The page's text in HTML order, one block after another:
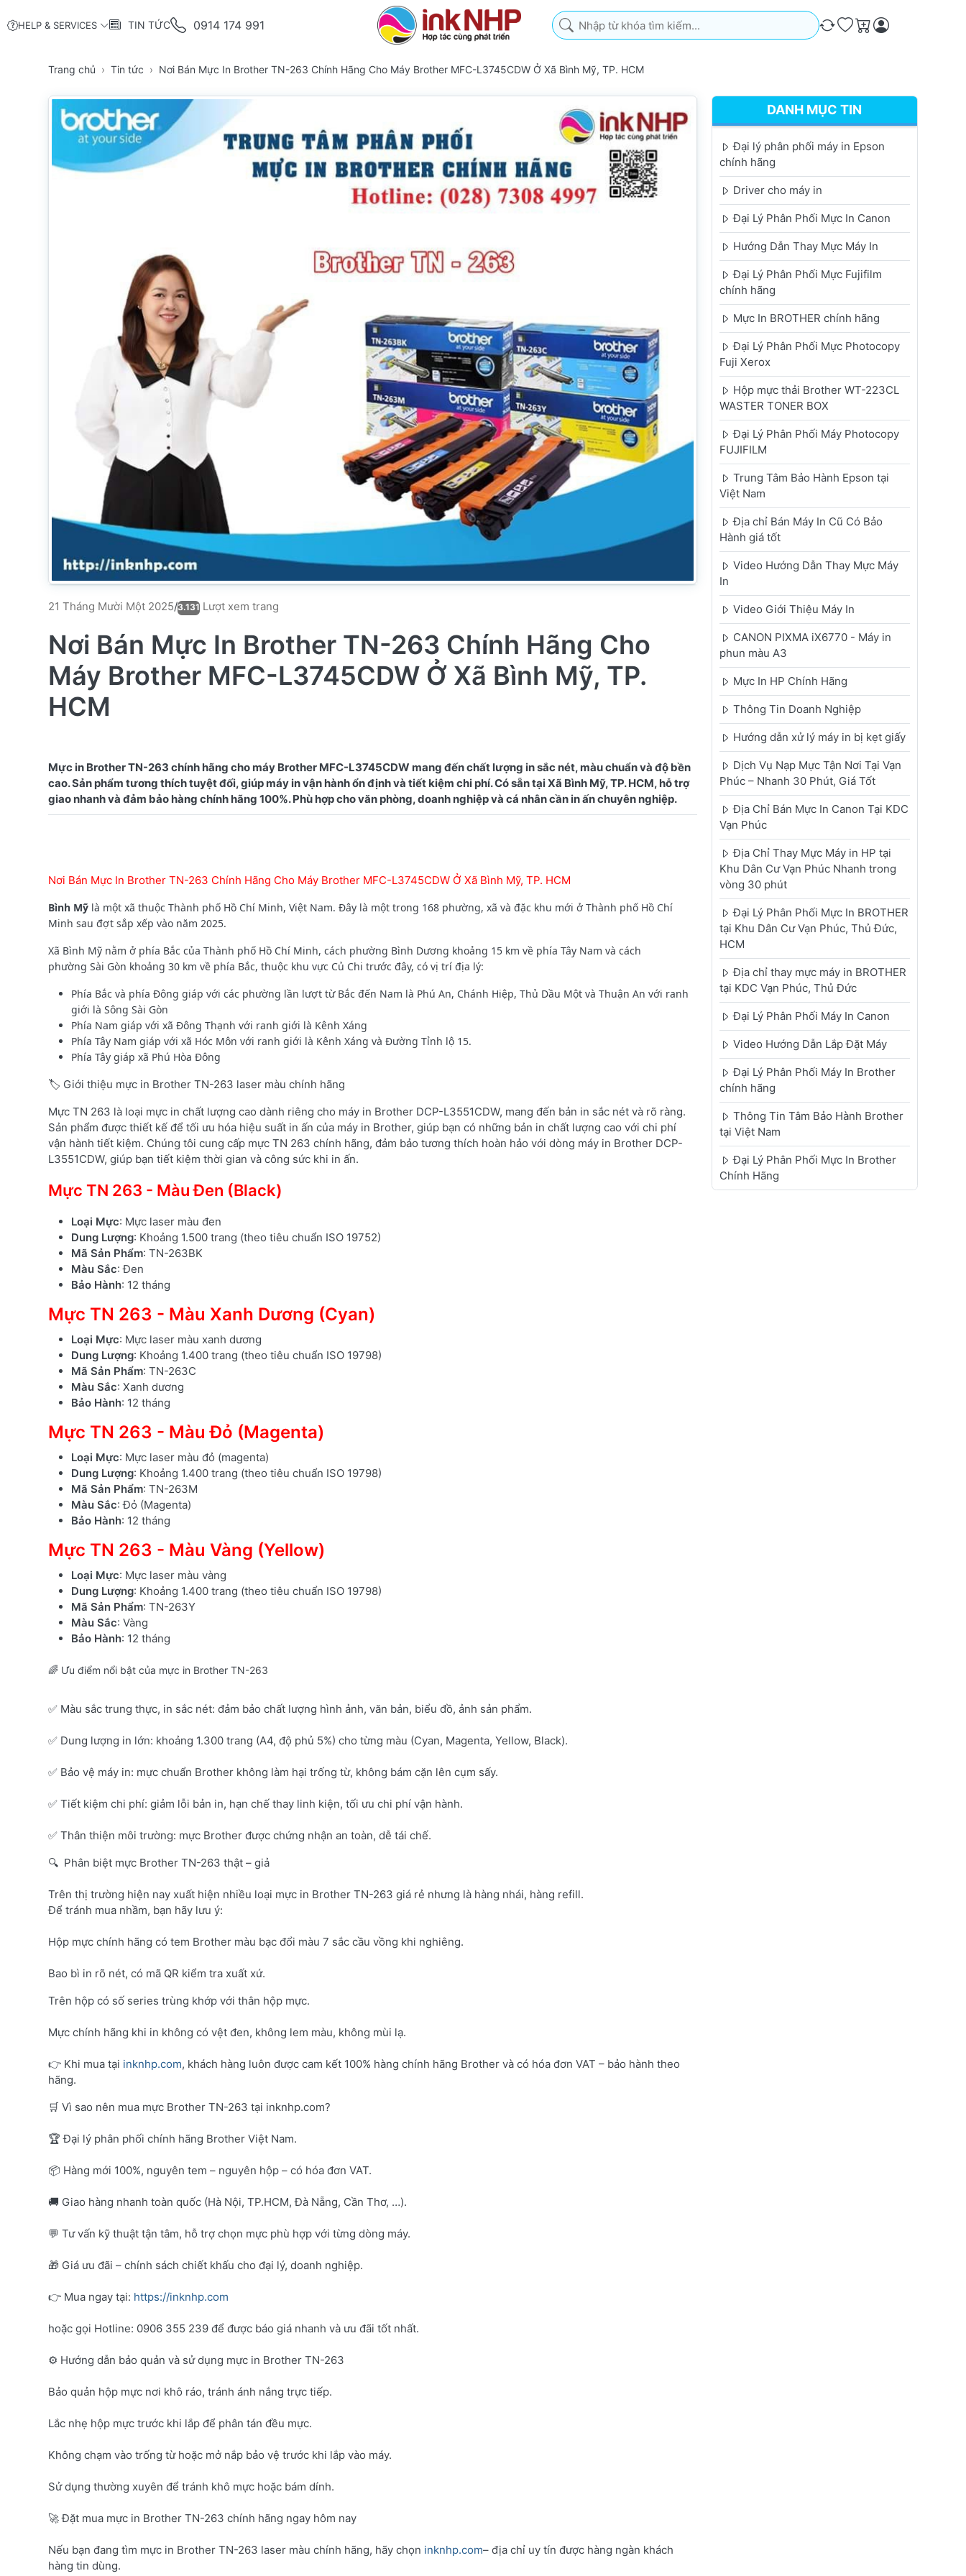
HELP & SERVICES TIN TỨC 0914 174 991
Nhập từ khóa tìm kiếm. Kết quả sẽ tự động xuất hiện khi bạn nhập. Nhấn phím
So sánh
Ưa thích
Giỏ hàng
Trang chủ Tin tức Nơi Bán Mực In Brother TN-263 Chính Hãng Cho Máy Brother MFC-L3745CDW Ở Xã Bình Mỹ, TP. HCM
21 Tháng Mười Một 2025/3.131 Lượt xem trang
Nơi Bán Mực In Brother TN-263 Chính Hãng Cho
Máy Brother MFC-L3745CDW Ở Xã Bình Mỹ, TP.
HCM
Mực in Brother TN-263 chính hãng cho máy Brother MFC-L3745CDW mang đến chất lượng in sắc nét, màu chuẩn và độ bền
cao. Sản phẩm tương thích tuyệt đối, giúp máy in vận hành ổn định và tiết kiệm chi phí. Có sẵn tại Xã Bình Mỹ, TP. HCM, hỗ trợ
Nơi Bán Mực In Brother TN-263 Chính Hãng Cho Máy Brother MFC-L3745CDW Ở Xã Bình Mỹ, TP. HCM
Bình Mỹ là một xã thuộc Thành phố Hồ Chí Minh, Việt Nam. Đây là một trong 168 phường, xã và đặc khu mới ở Thành phố Hồ Chí
Minh sau đợt sắp xếp vào năm 2025.
Xã Bình Mỹ nằm ở phía Bắc của Thành phố Hồ Chí Minh, cách phường Bình Dương khoảng 15 km về phía Tây Nam và cách
phường Sài Gòn khoảng 30 km về phía Bắc, thuộc khu vực Củ Chi trước đây, có vị trí địa lý:
Phía Bắc và phía Đông giáp với các phường lần lượt từ Bắc đến Nam là Phú An, Chánh Hiệp, Thủ Dầu Một và Thuận An với ranh
giới là Sông Sài Gòn
Phía Nam giáp với xã Đông Thạnh với ranh giới là Kênh Xáng
Phía Tây Nam giáp với xã Hóc Môn với ranh giới là Kênh Xáng và Đường Tỉnh lộ 15.
Phía Tây giáp xã Phú Hòa Đông
🏷️ Giới thiệu mực in Brother TN-263 laser màu chính hãng
Mực TN 263 là loại mực in chất lượng cao dành riêng cho máy in Brother DCP-L3551CDW, mang đến bản in sắc nét và rõ ràng.
Sản phẩm được thiết kế để tối ưu hóa hiệu suất in ấn của máy in Brother, giúp bạn có những bản in chất lượng cao với chi phí
vận hành tiết kiệm. Chúng tôi cung cấp mực TN 263 chính hãng, đảm bảo tương thích hoàn hảo với dòng máy in Brother DCP-
L3551CDW, giúp bạn tiết kiệm thời gian và công sức khi in ấn.
Mực TN 263 - Màu Đen (Black)
Loại Mực: Mực laser màu đen
Dung Lượng: Khoảng 1.500 trang (theo tiêu chuẩn ISO 19752)
Mã Sản Phẩm: TN-263BK
Màu Sắc: Đen
Bảo Hành: 12 tháng
Mực TN 263 - Màu Xanh Dương (Cyan)
Loại Mực: Mực laser màu xanh dương
Dung Lượng: Khoảng 1.400 trang (theo tiêu chuẩn ISO 19798)
Mã Sản Phẩm: TN-263C
Màu Sắc: Xanh dương
Bảo Hành: 12 tháng
Mực TN 263 - Màu Đỏ (Magenta)
Loại Mực: Mực laser màu đỏ (magenta)
Dung Lượng: Khoảng 1.400 trang (theo tiêu chuẩn ISO 19798)
Mã Sản Phẩm: TN-263M
Màu Sắc: Đỏ (Magenta)
Bảo Hành: 12 tháng
Mực TN 263 - Màu Vàng (Yellow)
Loại Mực: Mực laser màu vàng
Dung Lượng: Khoảng 1.400 trang (theo tiêu chuẩn ISO 19798)
Mã Sản Phẩm: TN-263Y
Màu Sắc: Vàng
Bảo Hành: 12 tháng
🌈 Ưu điểm nổi bật của mực in Brother TN-263
✅ Màu sắc trung thực, in sắc nét: đảm bảo chất lượng hình ảnh, văn bản, biểu đồ, ảnh sản phẩm.
✅ Dung lượng in lớn: khoảng 1.300 trang (A4, độ phủ 5%) cho từng màu (Cyan, Magenta, Yellow, Black).
✅ Bảo vệ máy in: mực chuẩn Brother không làm hại trống từ, không bám cặn lên cụm sấy.
✅ Tiết kiệm chi phí: giảm lỗi bản in, hạn chế thay linh kiện, tối ưu chi phí vận hành.
✅ Thân thiện môi trường: mực Brother được chứng nhận an toàn, dễ tái chế.
🔍 Phân biệt mực Brother TN-263 thật – giả
Trên thị trường hiện nay xuất hiện nhiều loại mực in Brother TN-263 giá rẻ nhưng là hàng nhái, hàng refill.
Để tránh mua nhầm, bạn hãy lưu ý:
Hộp mực chính hãng có tem Brother màu bạc đổi màu 7 sắc cầu vồng khi nghiêng.
Bao bì in rõ nét, có mã QR kiểm tra xuất xứ.
Trên hộp có số series trùng khớp với thân hộp mực.
Mực chính hãng khi in không có vệt đen, không lem màu, không mùi lạ.
👉 Khi mua tại inknhp.com, khách hàng luôn được cam kết 100% hàng chính hãng Brother và có hóa đơn VAT – bảo hành theo
hãng.
🛒 Vì sao nên mua mực Brother TN-263 tại inknhp.com?
🏆 Đại lý phân phối chính hãng Brother Việt Nam.
📦 Hàng mới 100%, nguyên tem – nguyên hộp – có hóa đơn VAT.
🚚 Giao hàng nhanh toàn quốc (Hà Nội, TP.HCM, Đà Nẵng, Cần Thơ, …).
💬 Tư vấn kỹ thuật tận tâm, hỗ trợ chọn mực phù hợp với từng dòng máy.
🎁 Giá ưu đãi – chính sách chiết khấu cho đại lý, doanh nghiệp.
👉 Mua ngay tại: https://inknhp.com
hoặc gọi Hotline: 0906 355 239 để được báo giá nhanh và ưu đãi tốt nhất.
⚙️ Hướng dẫn bảo quản và sử dụng mực in Brother TN-263
Bảo quản hộp mực nơi khô ráo, tránh ánh nắng trực tiếp.
Lắc nhẹ hộp mực trước khi lắp để phân tán đều mực.
Không chạm vào trống từ hoặc mở nắp bảo vệ trước khi lắp vào máy.
Sử dụng thường xuyên để tránh khô mực hoặc bám dính.
🚀 Đặt mua mực in Brother TN-263 chính hãng ngay hôm nay
Nếu bạn đang tìm mực in Brother TN-263 laser màu chính hãng, hãy chọn inknhp.com– địa chỉ uy tín được hàng ngàn khách
hàng tin dùng.
DANH MỤC TIN
Đại lý phân phối máy in Epson
chính hãng
Driver cho máy in
Đại Lý Phân Phối Mực In Canon
Hướng Dẫn Thay Mực Máy In
Đại Lý Phân Phối Mực Fujifilm
chính hãng
Mực In BROTHER chính hãng
Đại Lý Phân Phối Mực Photocopy
Fuji Xerox
Hộp mực thải Brother WT-223CL
WASTER TONER BOX
Đại Lý Phân Phối Máy Photocopy
FUJIFILM
Trung Tâm Bảo Hành Epson tại
Việt Nam
Địa chỉ Bán Máy In Cũ Có Bảo
Hành giá tốt
Video Hướng Dẫn Thay Mực Máy
In
Video Giới Thiệu Máy In
CANON PIXMA iX6770 - Máy in
phun màu A3
Mực In HP Chính Hãng
Thông Tin Doanh Nghiệp
Hướng dẫn xử lý máy in bị kẹt giấy
Dịch Vụ Nạp Mực Tận Nơi Tại Vạn
Phúc – Nhanh 30 Phút, Giá Tốt
Địa Chỉ Bán Mực In Canon Tại KDC
Vạn Phúc
Địa Chỉ Thay Mực Máy in HP tại
Khu Dân Cư Vạn Phúc Nhanh trong
vòng 30 phút
Đại Lý Phân Phối Mực In BROTHER
tại Khu Dân Cư Vạn Phúc, Thủ Đức,
HCM
Địa chỉ thay mực máy in BROTHER
tại KDC Vạn Phúc, Thủ Đức
Đại Lý Phân Phối Máy In Canon
Video Hướng Dẫn Lắp Đặt Máy
Đại Lý Phân Phối Máy In Brother
chính hãng
Thông Tin Tâm Bảo Hành Brother
tại Việt Nam
Đại Lý Phân Phối Mực In Brother
Chính Hãng